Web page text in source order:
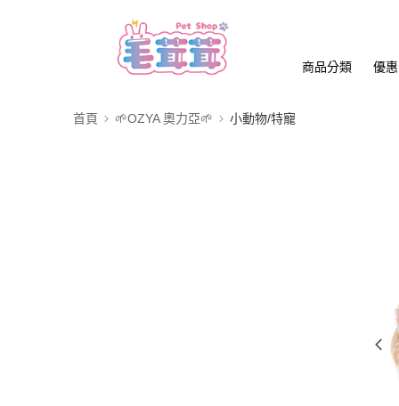
商品分類 優
首頁 🌱OZYA 奧力亞🌱 小動物/特寵